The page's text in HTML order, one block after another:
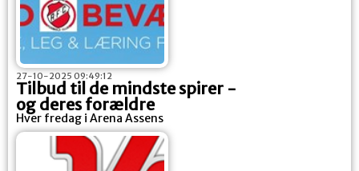
27-10-2025 09:49:12
Tilbud til de mindste spirer -
og deres forældre
Hver fredag i Arena Assens